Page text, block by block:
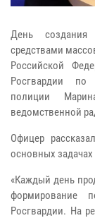
День
средствами
Российской
Росгвардии по
полиции
ведомственной
Офицер
основных
«Каждый день
формирование
Росгвардии. На